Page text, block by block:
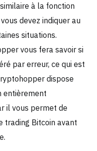
à la fonction
devez indiquer au
situations.
vous fera savoir si
par erreur, ce qui est
dispose
entièrement
il vous permet de
trading Bitcoin avant